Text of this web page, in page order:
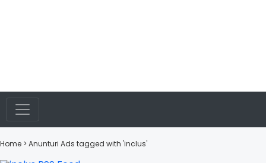
Home > Anunturi Ads tagged with 'inclus'